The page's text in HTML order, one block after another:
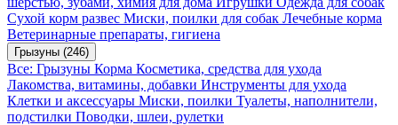
Сухой корм развес Миски, поилки для собак Лечебные корма
Ветеринарные препараты, гигиена
Грызуны (246)
Все: Грызуны Корма Косметика, средства для ухода
Лакомства, витамины, добавки Инструменты для ухода
Клетки и аксессуары Миски, поилки Туалеты, наполнители,
подстилки Поводки, шлеи, рулетки